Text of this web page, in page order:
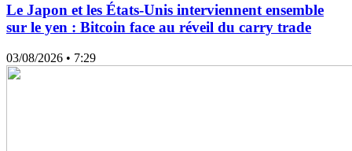
Le Japon et les États-Unis interviennent ensemble
sur le yen : Bitcoin face au réveil du carry trade
03/08/2026 • 7:29